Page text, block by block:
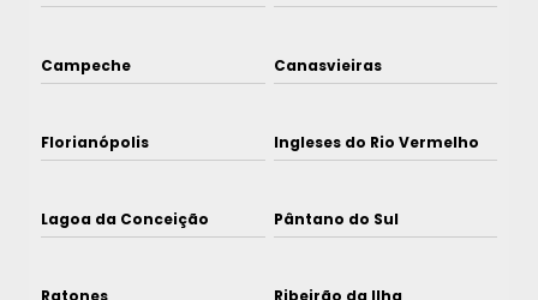
Campeche Canasvieiras
Florianópolis Ingleses do Rio Vermelho
Lagoa da Conceição Pântano do Sul
Ratones Ribeirão da Ilha